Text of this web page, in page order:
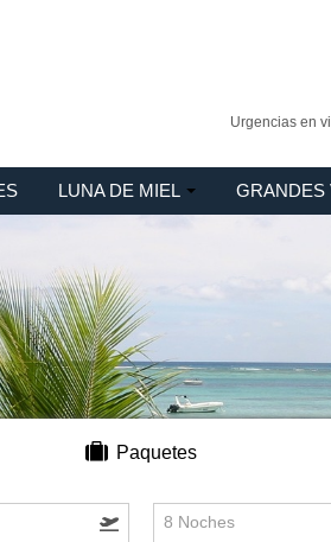
Urgencias en
LUNA DE MIEL GRANDES
Paquetes
8 Noches